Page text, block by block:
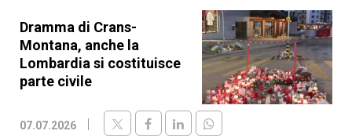
Dramma di Crans-
Montana, anche la
Lombardia si costituisce
parte civile
07.07.2026